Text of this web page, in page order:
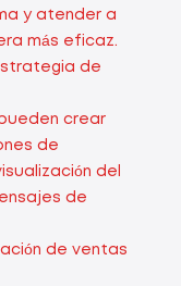
y atender a
más eficaz.
de
crear
de
del
de
de ventas